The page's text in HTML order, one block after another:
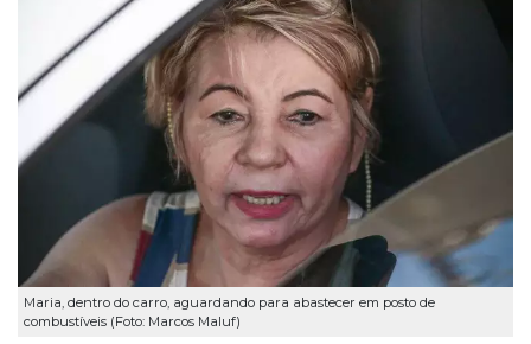
Maria, dentro do carro, aguardando para abastecer em posto de
combustíveis (Foto: Marcos Maluf)